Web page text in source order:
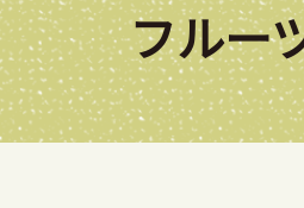
フルー